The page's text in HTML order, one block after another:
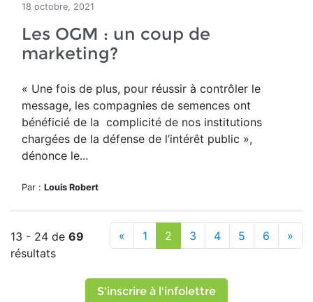
18 octobre, 2021
Les OGM : un coup de
marketing?
« Une fois de plus, pour réussir à contrôler le
message, les compagnies de semences ont
bénéficié de la complicité de nos institutions
chargées de la défense de l’intérêt public »,
dénonce le...
Par : Louis Robert
13 - 24 de 69
résultats
« 1 2 3 4 5 6 »
S'inscrire à l'infolettre